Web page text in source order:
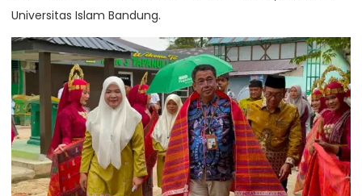
Universitas Islam Bandung.